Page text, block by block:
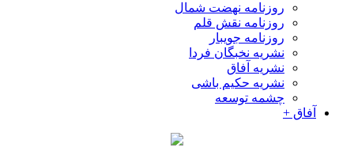
روزنامه نهضت شمال
روزنامه نقش قلم
روزنامه جویبار
نشریه نخبگان فردا
نشریه آفاق
نشریه حکیم باشی
چشمه توسعه
آفاق +